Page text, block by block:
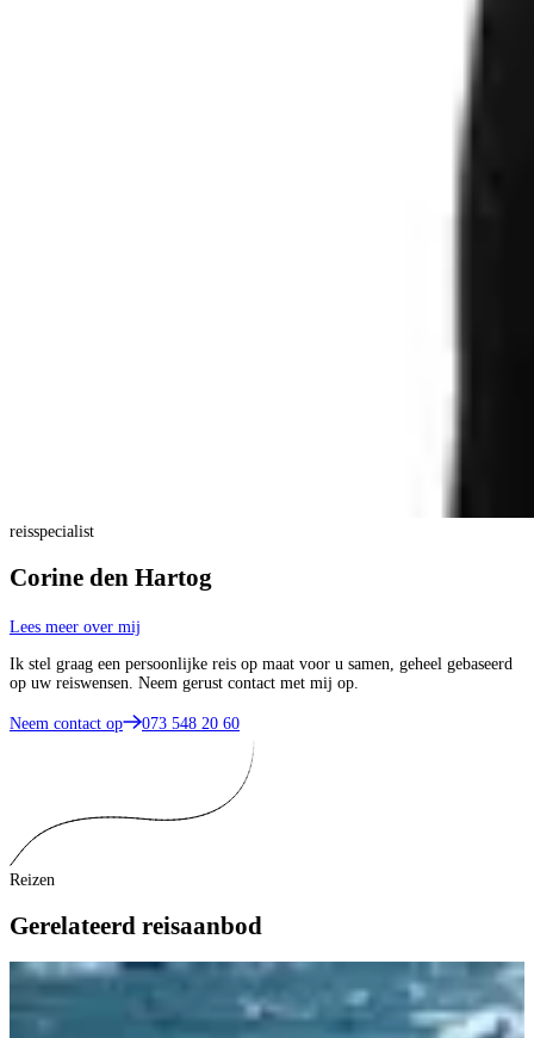
reisspecialist
Corine den Hartog
Lees meer over mij
Ik stel graag een persoonlijke reis op maat voor u samen, geheel gebaseerd
op uw reiswensen. Neem gerust contact met mij op.
Neem contact op 073 548 20 60
Reizen
Gerelateerd reisaanbod